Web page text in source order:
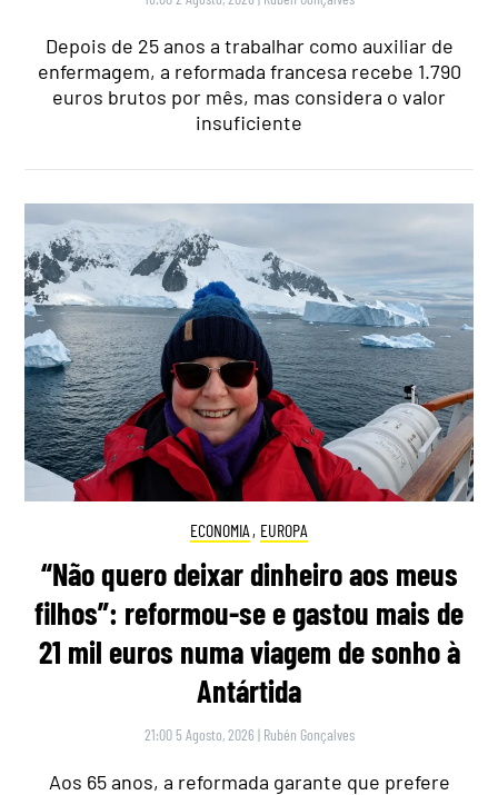
Depois de 25 anos a trabalhar como auxiliar de
enfermagem, a reformada francesa recebe 1.790
euros brutos por mês, mas considera o valor
insuficiente
ECONOMIA , EUROPA
“Não quero deixar dinheiro aos meus
filhos”: reformou-se e gastou mais de
21 mil euros numa viagem de sonho à
Antártida
21:00 5 Agosto, 2026 | Rubén Gonçalves
Aos 65 anos, a reformada garante que prefere